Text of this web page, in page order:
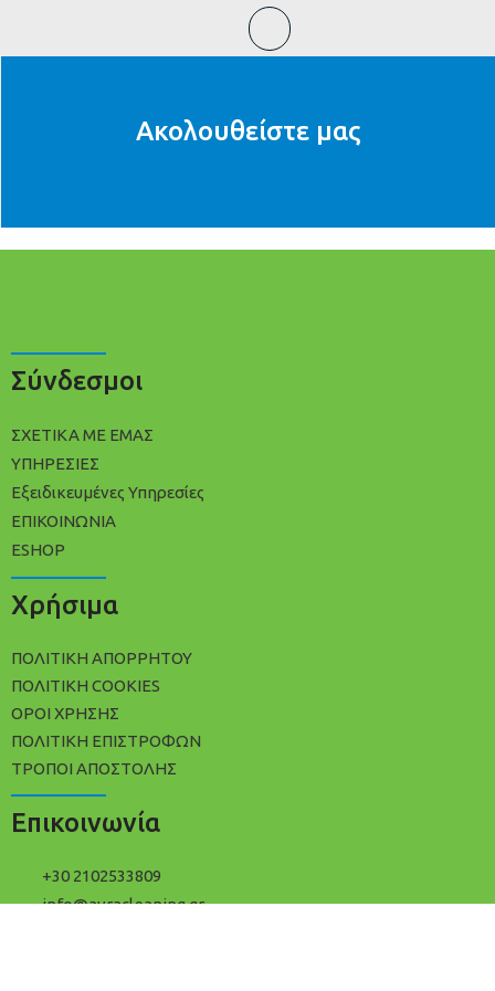
Ακολουθείστε μας
Σύνδεσμοι
ΣΧΕΤΙΚΑ ΜΕ ΕΜΑΣ
ΥΠΗΡΕΣΙΕΣ
Εξειδικευμένες Υπηρεσίες
ΕΠΙΚΟΙΝΩΝΙΑ
ESHOP
Χρήσιμα
ΠΟΛΙΤΙΚΉ ΑΠΟΡΡΉΤΟΥ
ΠΟΛΊΤΙΚΗ COOKIES
ΌΡΟΙ ΧΡΉΣΗΣ
ΠΟΛΙΤΙΚΉ ΕΠΙΣΤΡΟΦΏΝ
ΤΡΌΠΟΙ ΑΠΟΣΤΟΛΉΣ
Επικοινωνία
+30 2102533809
info@avracleaning.gr